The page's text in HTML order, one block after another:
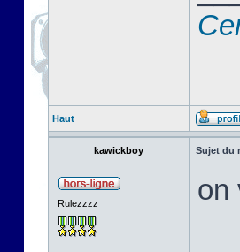
Haut
kawickboy Sujet du
Rulezzzz on